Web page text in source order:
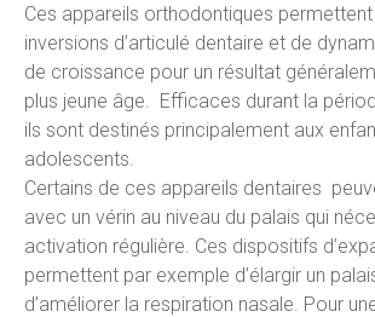
Ces appareils orthodontiques
inversions d’articulé dentaire et de
de croissance pour un résultat
plus jeune âge. Efficaces durant la
ils sont destinés principalement aux
adolescents.
Certains de ces appareils dentaires
avec un vérin au niveau du palais qui
activation régulière. Ces dispositifs
permettent par exemple d’élargir un
d’améliorer la respiration nasale. Pour